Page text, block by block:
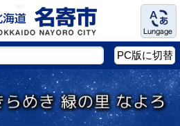
Language
PC版に切替